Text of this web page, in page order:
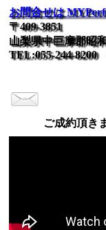
お問合せは
〒409-3851
山梨県中巨摩郡昭
TEL:055-244-8200
ご成約頂き